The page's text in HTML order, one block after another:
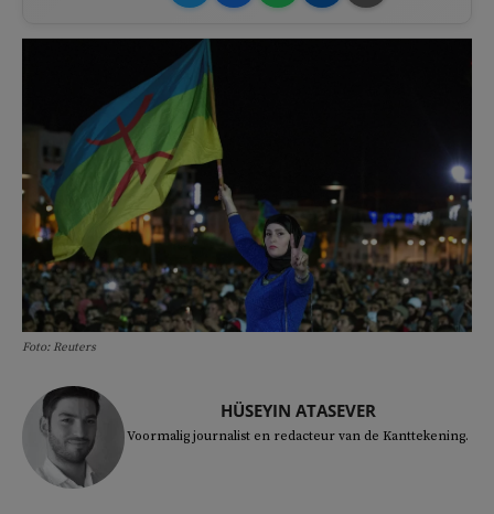
Foto: Reuters
HÜSEYIN ATASEVER
Voormalig journalist en redacteur van de Kanttekening.